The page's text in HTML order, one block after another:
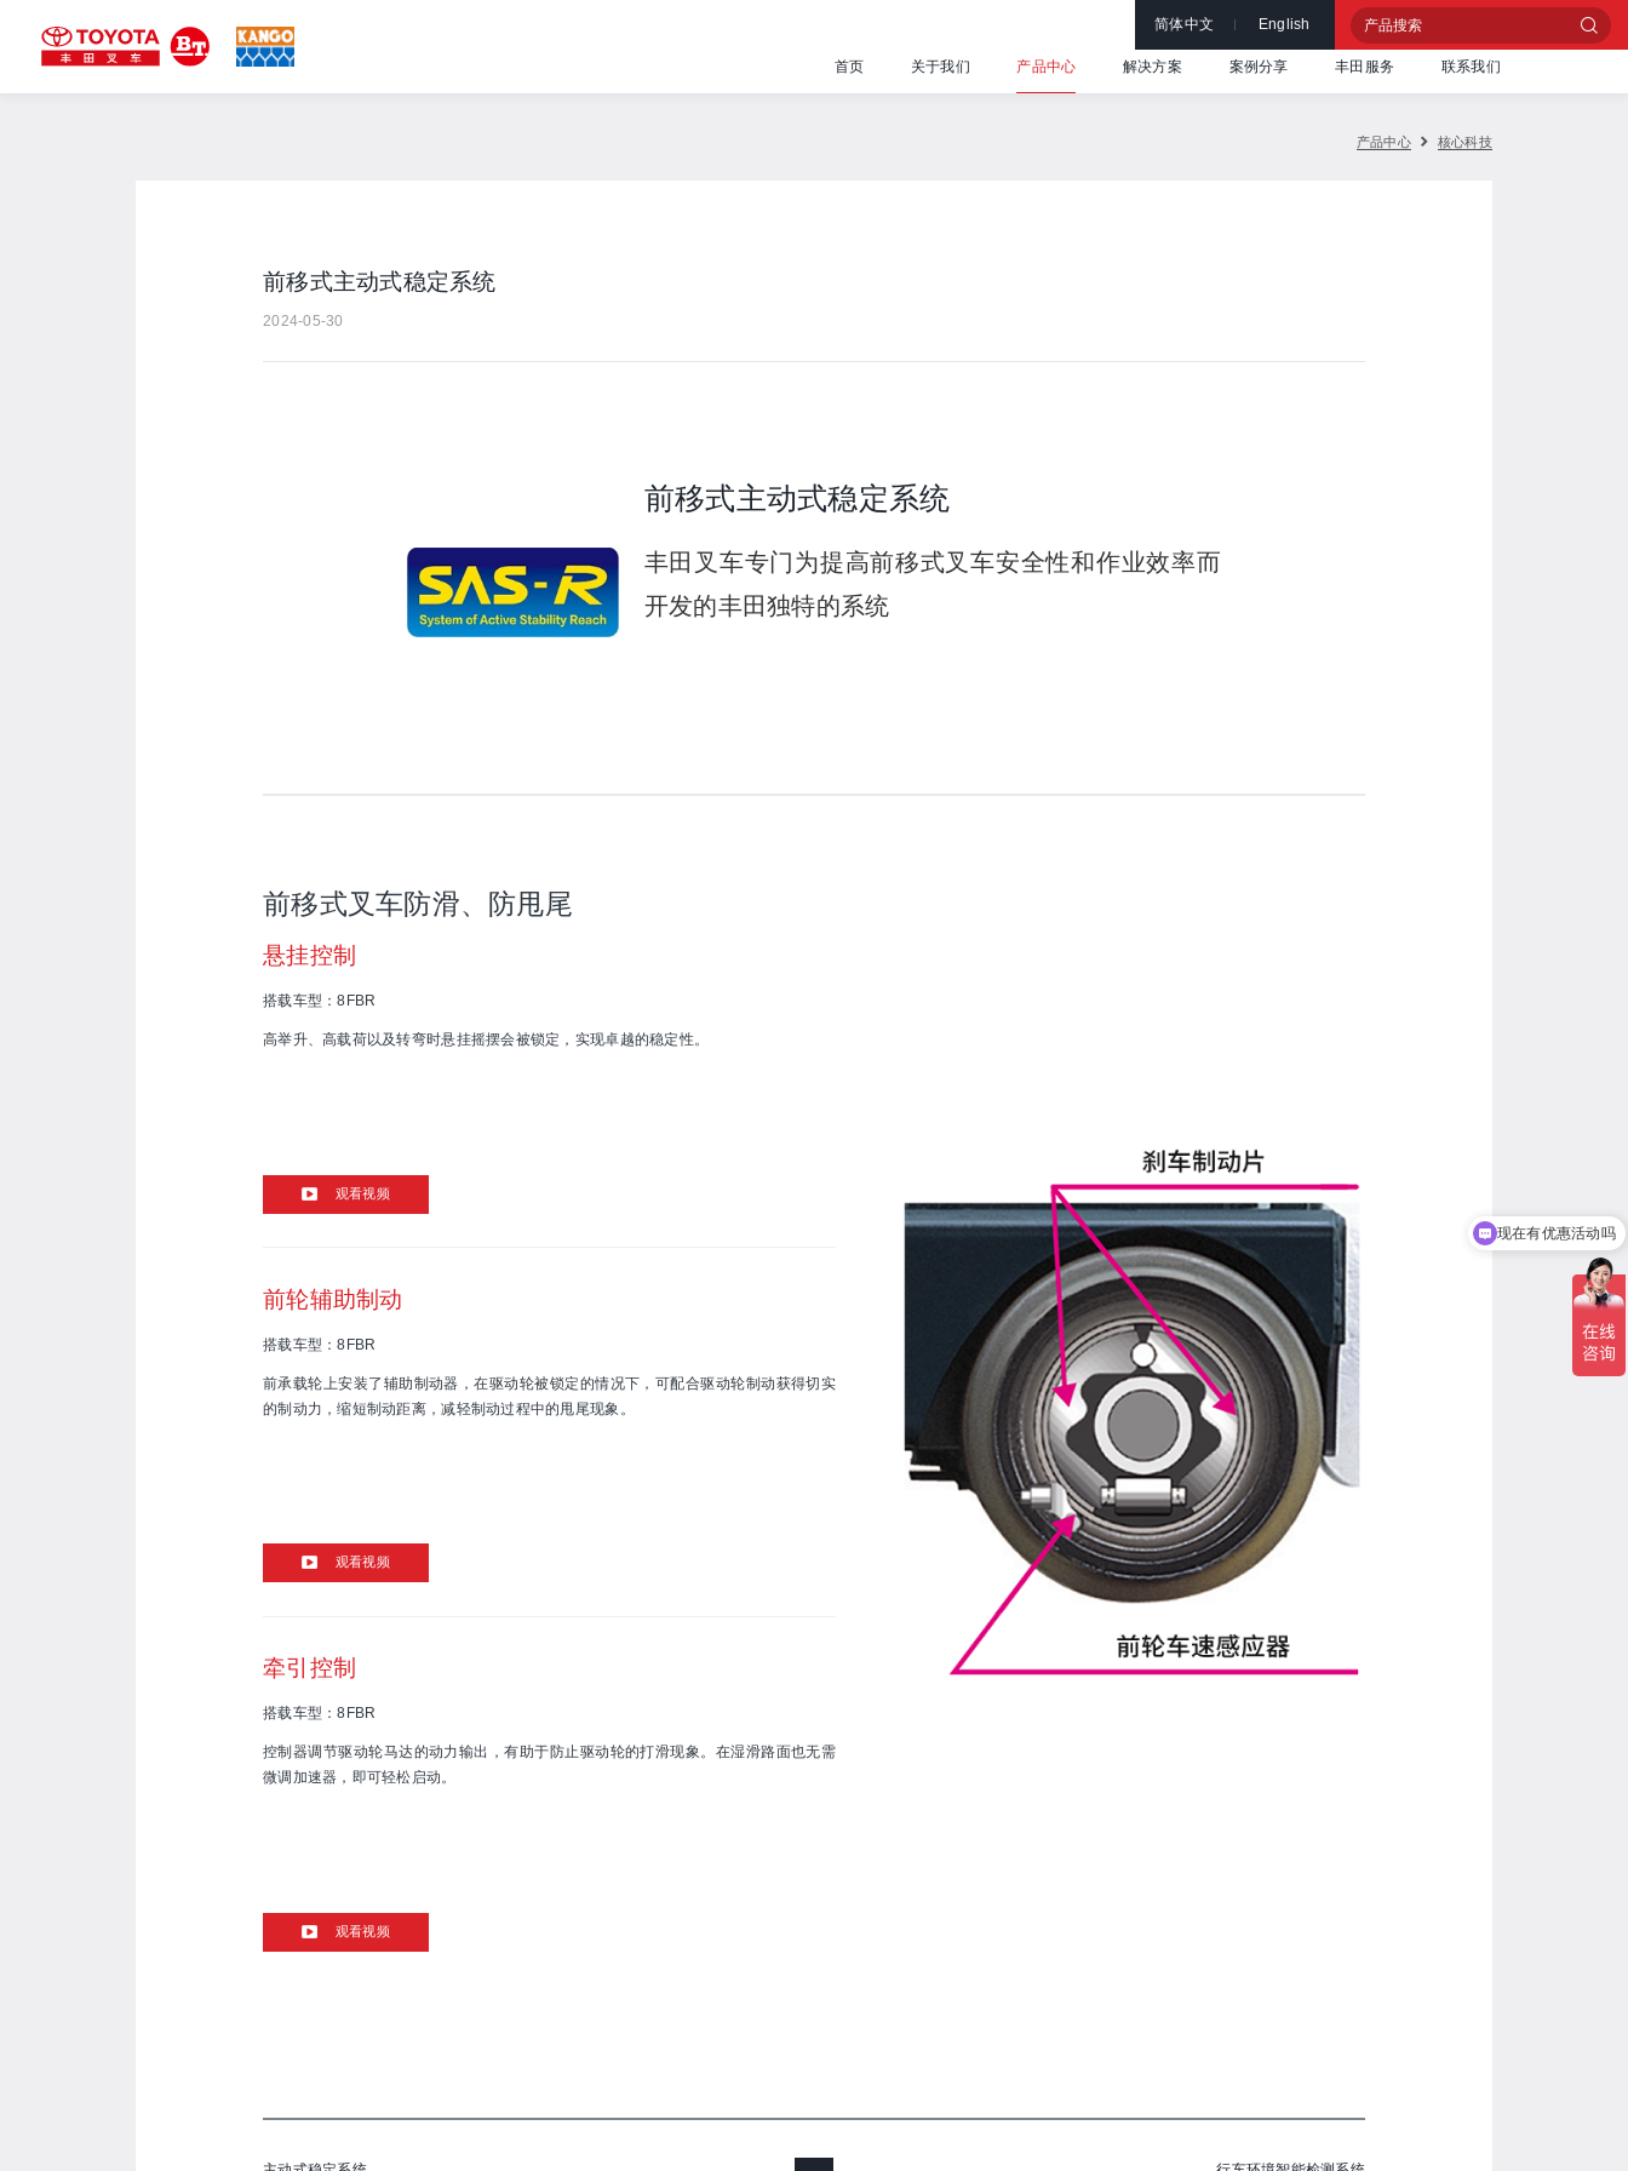
简体中文 English
首页 关于我们 产品中心 解决方案 案例分享 丰田服务 联系我们
产品中心 核心科技
前移式主动式稳定系统
2024-05-30
前移式主动式稳定系统
丰田叉车专门为提高前移式叉车安全性和作业效率而
开发的丰田独特的系统
前移式叉车防滑、防甩尾
悬挂控制
搭载车型：8FBR
高举升、高载荷以及转弯时悬挂摇摆会被锁定，实现卓越的稳定性。
观看视频
前轮辅助制动
搭载车型：8FBR
前承载轮上安装了辅助制动器，在驱动轮被锁定的情况下，可配合驱动轮制动获得切实
的制动力，缩短制动距离，减轻制动过程中的甩尾现象。
观看视频
牵引控制
搭载车型：8FBR
控制器调节驱动轮马达的动力输出，有助于防止驱动轮的打滑现象。在湿滑路面也无需
微调加速器，即可轻松启动。
观看视频
可以介绍下你们的产品么
现在有优惠活动吗